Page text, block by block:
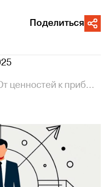
Поделиться
От ценностей к прибыли: почему бизнесу необходима экосистема управления персоналом